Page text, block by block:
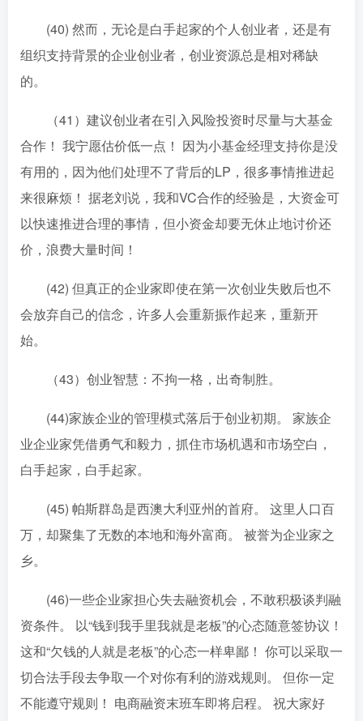
(40) 然而，无论是白手起家的个人创业者，还是有
组织支持背景的企业创业者，创业资源总是相对稀缺
的。
（41）建议创业者在引入风险投资时尽量与大基金
合作！ 我宁愿估价低一点！ 因为小基金经理支持你是没
有用的，因为他们处理不了背后的LP，很多事情推进起
来很麻烦！ 据老刘说，我和VC合作的经验是，大资金可
以快速推进合理的事情，但小资金却要无休止地讨价还
价，浪费大量时间！
(42) 但真正的企业家即使在第一次创业失败后也不
会放弃自己的信念，许多人会重新振作起来，重新开
始。
（43）创业智慧：不拘一格，出奇制胜。
(44)家族企业的管理模式落后于创业初期。 家族企
业企业家凭借勇气和毅力，抓住市场机遇和市场空白，
白手起家，白手起家。
(45) 帕斯群岛是西澳大利亚州的首府。 这里人口百
万，却聚集了无数的本地和海外富商。 被誉为企业家之
乡。
(46)一些企业家担心失去融资机会，不敢积极谈判融
资条件。 以“钱到我手里我就是老板”的心态随意签协议！
这和“欠钱的人就是老板”的心态一样卑鄙！ 你可以采取一
切合法手段去争取一个对你有利的游戏规则。 但你一定
不能遵守规则！ 电商融资末班车即将启程。 祝大家好